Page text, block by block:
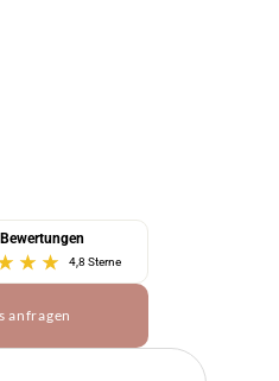
4,8 Sterne
anfragen